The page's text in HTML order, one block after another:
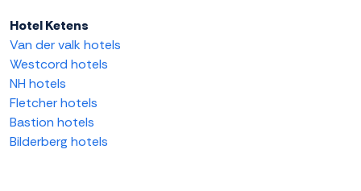
Hotel Ketens
Van der valk hotels
Westcord hotels
NH hotels
Fletcher hotels
Bastion hotels
Bilderberg hotels